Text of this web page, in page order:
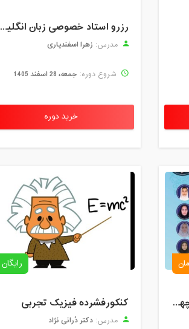
رزرو استاد خصوصی زبان انگلیسی | کلاس یک‌نفره با زهرا اسفندیاری + مشاوره رایگان
مدرس: زهرا اسفندیاری
شروع دوره: جمعه، 28 اسفند 1405
خرید دوره
کلاس انلاین ریاضی نهم ترم چهارم مهر 1404
رایگان
کنکورفشرده فیزیک تجربی
مدرس: دکتر دُرانی نژاد